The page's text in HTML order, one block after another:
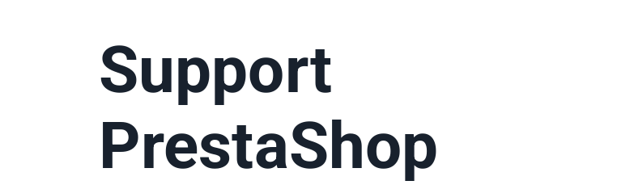
Support
PrestaShop